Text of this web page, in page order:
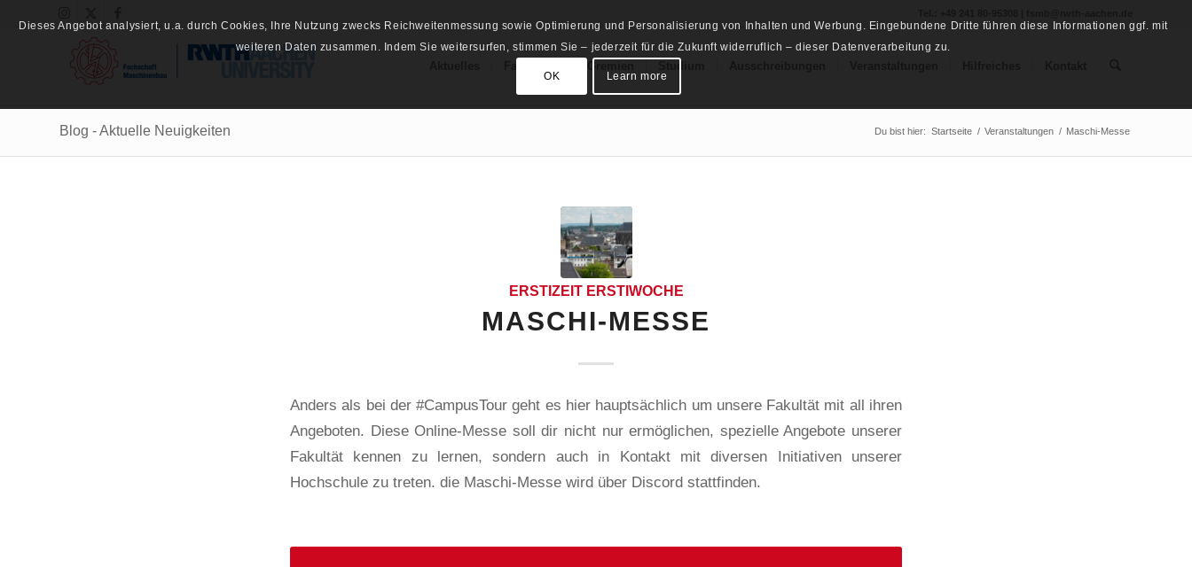
Blog - Aktuelle Neuigkeiten Du bist hier: Startseite / Veranstaltungen / Maschi-Messe
ERSTIZEIT ERSTIWOCHE
MASCHI-MESSE
Anders als bei der #CampusTour geht es hier hauptsächlich um unsere Fakultät mit all ihren
Angeboten. Diese Online-Messe soll dir nicht nur ermöglichen, spezielle Angebote unserer
Fakultät kennen zu lernen, sondern auch in Kontakt mit diversen Initiativen unserer
Hochschule zu treten. die Maschi-Messe wird über Discord stattfinden.
Dieses Angebot analysiert, u.a. durch Cookies, Ihre Nutzung zwecks Reichweitenmessung sowie Optimierung und Personalisierung von Inhalten und Werbung. Eingebundene Dritte führen diese Informationen ggf. mit
weiteren Daten zusammen. Indem Sie weitersurfen, stimmen Sie – jederzeit für die Zukunft widerruflich – dieser Datenverarbeitung zu.
OK Learn more